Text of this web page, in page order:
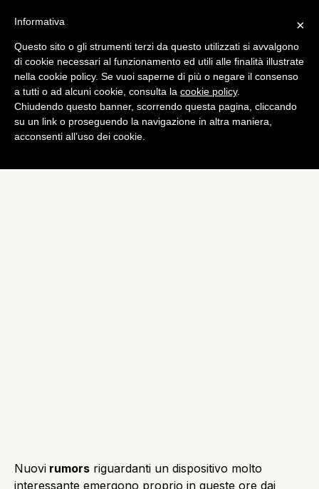
Tech
ZTE Nubia Z9: immagine
leaked e rumors
di Riccardo Marconi
Nuovi rumors riguardanti un dispositivo molto
interessante emergono proprio in queste ore dai
×
Informativa
Questo sito o gli strumenti terzi da questo utilizzati si avvalgono
di cookie necessari al funzionamento ed utili alle finalità illustrate
nella cookie policy. Se vuoi saperne di più o negare il consenso
a tutti o ad alcuni cookie, consulta la cookie policy.
Chiudendo questo banner, scorrendo questa pagina, cliccando
su un link o proseguendo la navigazione in altra maniera,
acconsenti all’uso dei cookie.